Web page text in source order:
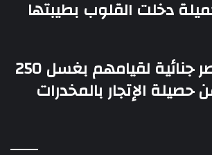
دخلت القلوب بطيبتها
سقوط 6 عناصر جنائية لقيامهم بغسل 250
حصيلة الإتجار بالمخدرات